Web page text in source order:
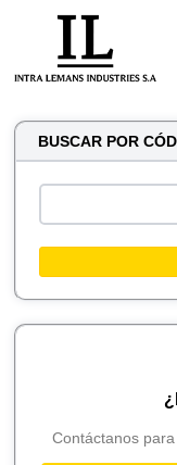
BUSCAR POR
Contáctanos